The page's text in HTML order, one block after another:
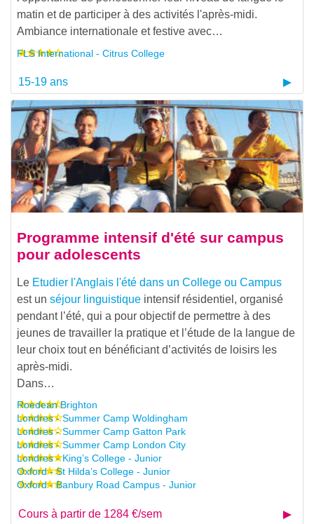
matin et de participer à des activités l'après-midi.
Ambiance internationale et festive avec…
FLS International - Citrus College
15-19 ans
Programme intensif d'été sur campus
pour adolescents
Le Etudier l'Anglais l'été dans un College ou Campus
est un séjour linguistique intensif résidentiel, organisé
pendant l’été, qui a pour objectif de permettre à des
jeunes de travailler la pratique et l’étude de la langue de
leur choix tout en bénéficiant d’activités de loisirs les
après-midi.
Dans…
Roedean Brighton
Londres - Summer Camp Woldingham
Londres - Summer Camp Gatton Park
Londres - Summer Camp London City
Londres - King’s College - Junior
Oxford - St Hilda’s College - Junior
Oxford - Banbury Road Campus - Junior
Cours à partir de 1284 €/sem